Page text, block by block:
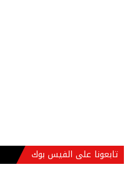
تابعونا على الفيس بوك